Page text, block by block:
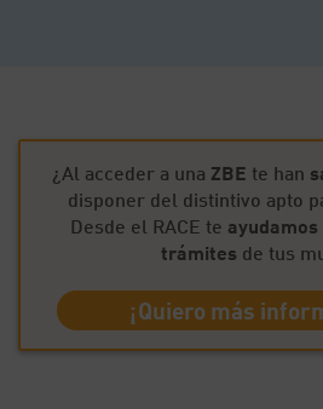
¿Al acceder a una ZBE te han
disponer del distintivo apto
Desde el RACE te ayudamos
trámites de tus
¡Quiero más